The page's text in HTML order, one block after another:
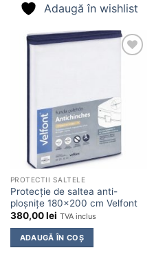
Adaugă în wishlist
PROTECTII SALTELE
Protecție de saltea anti-
ploșnițe 180×200 cm Velfont
380,00lei TVA inclus
ADAUGĂ ÎN COȘ